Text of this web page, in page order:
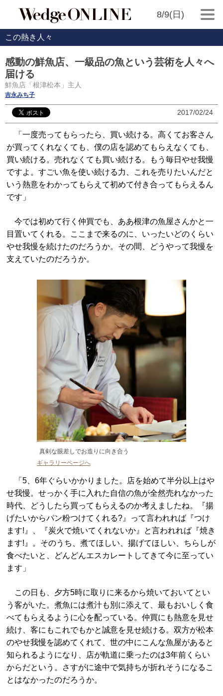
8/9(日)
この熱き人々
感動の鮮魚店、一級品の魚という芸術を人々へ
届ける
鮮魚店「根津松本」主人
吉永みち子
2017/02/24
「一度売ってもらったら、買い続ける。高くてお客さん
が買ってくれなくても、僕の店を認めてもらえなくても、
買い続ける。売れなくても買い続ける。もう毎日やせ我慢
ですよ。すごい魚を使い続ける力、これを売りたいんだと
いう熱意をわかってもらえて初めて付き合ってもらえるん
です」
今では初めて行く仲買でも、ああ根津の魚屋さんかと一
目置いてくれる。ここまで来るのに、いったいどのくらい
やせ我慢を続けたのだろうか。その間、どうやって我慢を
支えていたのだろうか。
真剣な眼差しでお造りに向き合う
ギャラリーページへ
「5、6年ぐらいかかりました。店を始めて半分以上はや
せ我慢。せっかく手に入れた自信の魚が全然売れなかった
時代、どうしたら買ってもらえるのか考えましたね。『揚
げたいからパン粉つけてくれる?』って言われれば『つけ
ます!』、『炭火で焼いてくれないか』と言われれば『焼き
ます!』。そのうち、煮てほしい、揚げてほしい、ちらしが
食べたいと、どんどんエスカレートしてきて今に至ってい
ます」
この日も、夕方5時に取りに来るから焼いておいてとい
う客がいた。煮魚には煮汁も別に添えて、最もおいしく食
べてもらえるように心を配っている。仲買にも熱意を見せ
続け、客にもこれでもかと誠意を見せ続ける。双方が松本
のやせ我慢を認めてくれて、世の中にこんな魚屋があると
知られるようになり、店が軌道に乗ったのは3年前くらい
からだという。さすがに途中で気持ちが折れそうになるこ
とはなかったのだろうか。